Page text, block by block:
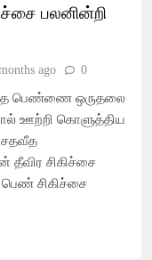
பலனின்றி
ago 0
பெண்ணை ஒருதலை
ஊற்றி கொளுத்திய
சதவீத
தீவிர சிகிச்சை
பெண் சிகிச்சை